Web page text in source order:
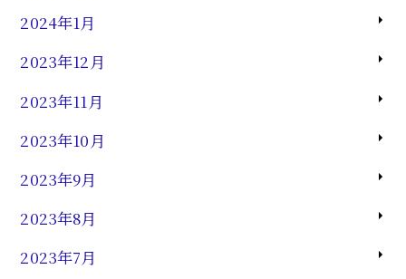
2024年1月
2023年12月
2023年11月
2023年10月
2023年9月
2023年8月
2023年7月